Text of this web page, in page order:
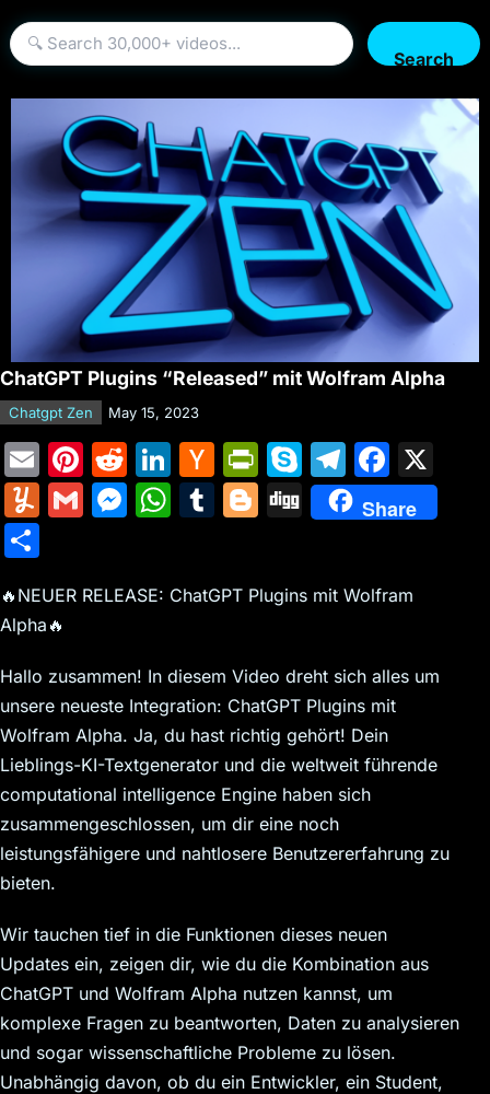
Search
ChatGPT Plugins “Released” mit Wolfram Alpha
Chatgpt Zen May 15, 2023
E
m
ai
Pi
nt
er
st
R
e
d
t
Li
n
k
dI
H
a
c
er
e
w
s
Pr
in
tF
e
dl
y
S
k
y
e
T
el
e
a
F
a
c
b
o
k
Y
m
ly
G
l
M
s
n
g
er
W
s
p
p
T
bl
Bl
g
Di
g
Share
ar
e
🔥NEUER RELEASE: ChatGPT Plugins mit Wolfram
Alpha🔥
Hallo zusammen! In diesem Video dreht sich alles um
unsere neueste Integration: ChatGPT Plugins mit
Wolfram Alpha. Ja, du hast richtig gehört! Dein
Lieblings-KI-Textgenerator und die weltweit führende
computational intelligence Engine haben sich
zusammengeschlossen, um dir eine noch
leistungsfähigere und nahtlosere Benutzererfahrung zu
bieten.
Wir tauchen tief in die Funktionen dieses neuen
Updates ein, zeigen dir, wie du die Kombination aus
ChatGPT und Wolfram Alpha nutzen kannst, um
komplexe Fragen zu beantworten, Daten zu analysieren
und sogar wissenschaftliche Probleme zu lösen.
Unabhängig davon, ob du ein Entwickler, ein Student,